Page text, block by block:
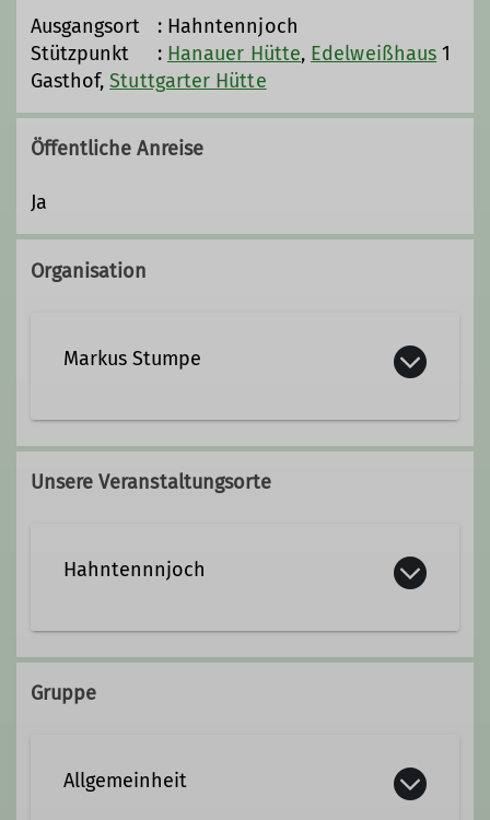
Ausgangsort : Hahntennjoch
Stützpunkt : Hanauer Hütte, Edelweißhaus 1
Gasthof,Stuttgarter Hütte
Öffentliche Anreise
Ja
Organisation
Markus Stumpe
Qualifikationen
Unsere Veranstaltungsorte
Hahntennnjoch
Gruppe
Allgemeinheit